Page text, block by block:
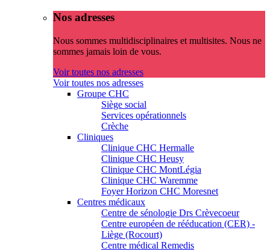
Nos adresses
Nous sommes multidisciplinaires et multisites. Nous ne
sommes jamais loin de vous.
Voir toutes nos adresses
Voir toutes nos adresses
Groupe CHC
Siège social
Services opérationnels
Crèche
Cliniques
Clinique CHC Hermalle
Clinique CHC Heusy
Clinique CHC MontLégia
Clinique CHC Waremme
Foyer Horizon CHC Moresnet
Centres médicaux
Centre de sénologie Drs Crèvecoeur
Centre européen de rééducation (CER) -
Liège (Rocourt)
Centre médical Remedis